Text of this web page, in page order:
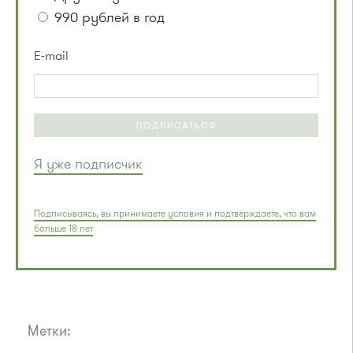
990 рублей в год
E-mail
ПОДПИСАТЬСЯ
Я уже подписчик
Подписываясь, вы принимаете условия и подтверждаете, что вам
больше 18 лет
Метки: